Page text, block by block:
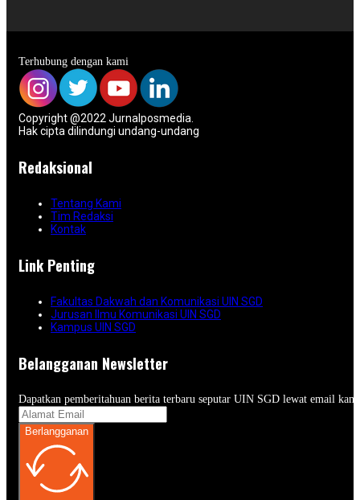
Terhubung dengan kami
Copyright @2022 Jurnalposmedia.
Hak cipta dilindungi undang-undang
Redaksional
Tentang Kami
Tim Redaksi
Kontak
Link Penting
Fakultas Dakwah dan Komunikasi UIN SGD
Jurusan Ilmu Komunikasi UIN SGD
Kampus UIN SGD
Belangganan Newsletter
Dapatkan pemberitahuan berita terbaru seputar UIN SGD lewat email
Berlangganan